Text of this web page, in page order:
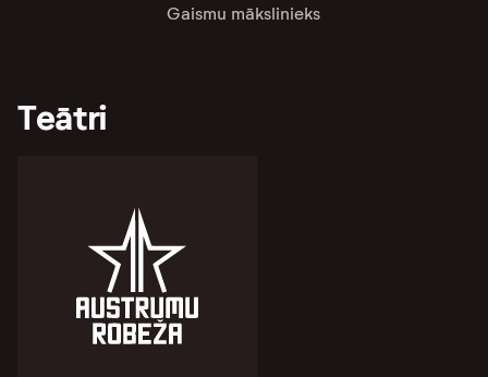
Gaismu mākslinieks
Teātri